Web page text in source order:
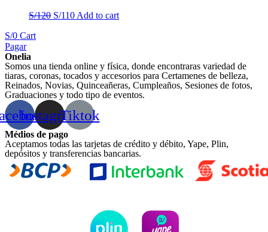
S/120 S/110 Add to cart
S/0 Cart
Pagar
Onelia
Somos una tienda online y física, donde encontraras variedad de
tiaras, coronas, tocados y accesorios para Certamenes de belleza,
Reinados, Novias, Quinceañeras, Cumpleaños, Sesiones de fotos,
Graduaciones y todo tipo de eventos.
InstagramTiktok
Médios de pago
Aceptamos todas las tarjetas de crédito y débito, Yape, Plin,
depósitos y transferencias bancarias.